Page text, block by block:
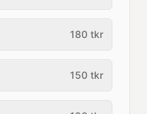
180 tkr
150 tkr